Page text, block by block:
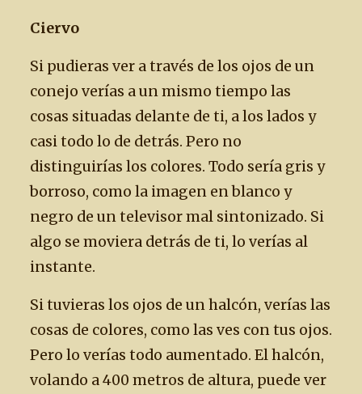
Ciervo
Si pudieras ver a través de los ojos de un
conejo verías a un mismo tiempo las
cosas situadas delante de ti, a los lados y
casi todo lo de detrás. Pero no
distinguirías los colores. Todo sería gris y
borroso, como la imagen en blanco y
negro de un televisor mal sintonizado. Si
algo se moviera detrás de ti, lo verías al
instante.
Si tuvieras los ojos de un halcón, verías las
cosas de colores, como las ves con tus ojos.
Pero lo verías todo aumentado. El halcón,
volando a 400 metros de altura, puede ver